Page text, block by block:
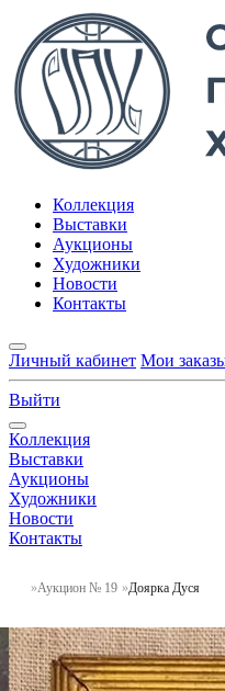
Коллекция
Выставки
Аукционы
Художники
Новости
Контакты
Личный кабинет Мои
Выйти
Коллекция
Выставки
Аукционы
Художники
Новости
Контакты
Аукцион № 19 Доярка Дуся